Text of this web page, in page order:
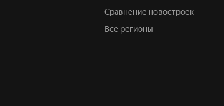
Сравнение новостроек
Все регионы